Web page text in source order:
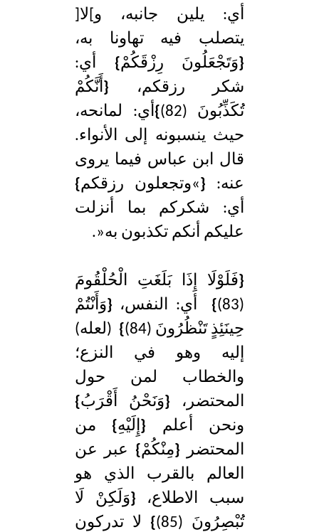
أي: يلين جانبه، و]لا[
يتصلب فيه تهاونا به،
{وَتَجْعَلُونَ رِزْقَكُمْ} أي:
شكر رزقكم، { أَنَّكُمْ
تُكَذِّبُونَ (82)
} أي: لمانحه،
حيث ينسبونه إلى الأنواء.
قال ابن عباس فيما يروى
عنه: {»وتجعلون رزقكم}
أي: شكركم بما أنزلت
عليكم أنكم تكذبون به«.
{فَلَوْلَا إِذَا بَلَغَتِ الْحُلْقُومَ
(83)
} أي: النفس، {وَأَنْتُمْ
حِينَئِذٍ تَنْظُرُونَ (84)
} (لعله)
إليه وهو في النزع؛
والخطاب لمن حول
المحتضر، {وَنَحْنُ أَقْرَبُ}
ونحن أعلم {إِلَيْهِ} من
المحتضر {مِنْكُمْ} عبر عن
العالم بالقرب الذي هو
سبب الاطلاع، {وَلَكِنْ لَا
تُبْصِرُونَ (85)
} لا تدركون